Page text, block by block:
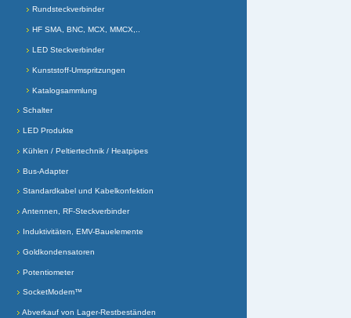
Rundsteckverbinder
HF SMA, BNC, MCX, MMCX,..
LED Steckverbinder
Kunststoff-Umspritzungen
Katalogsammlung
Schalter
LED Produkte
Kühlen / Peltiertechnik / Heatpipes
Bus-Adapter
Standardkabel und Kabelkonfektion
Antennen, RF-Steckverbinder
Induktivitäten, EMV-Bauelemente
Goldkondensatoren
Potentiometer
SocketModem™
Abverkauf von Lager-Restbeständen